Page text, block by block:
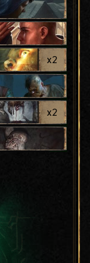
x2
x2